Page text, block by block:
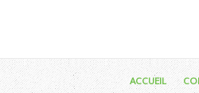
ACCUEIL